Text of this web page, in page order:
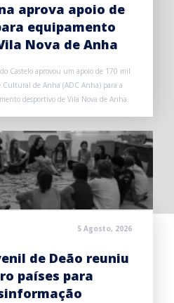
aprova apoio de
equipamento
Nova de Anha
Castelo aprovou um apoio de 170 mil
Cultural de Anha (ADC Anha) para a
desportivo de Vila Nova de Anha.
5 Agosto, 2026
de Deão reuniu
países para